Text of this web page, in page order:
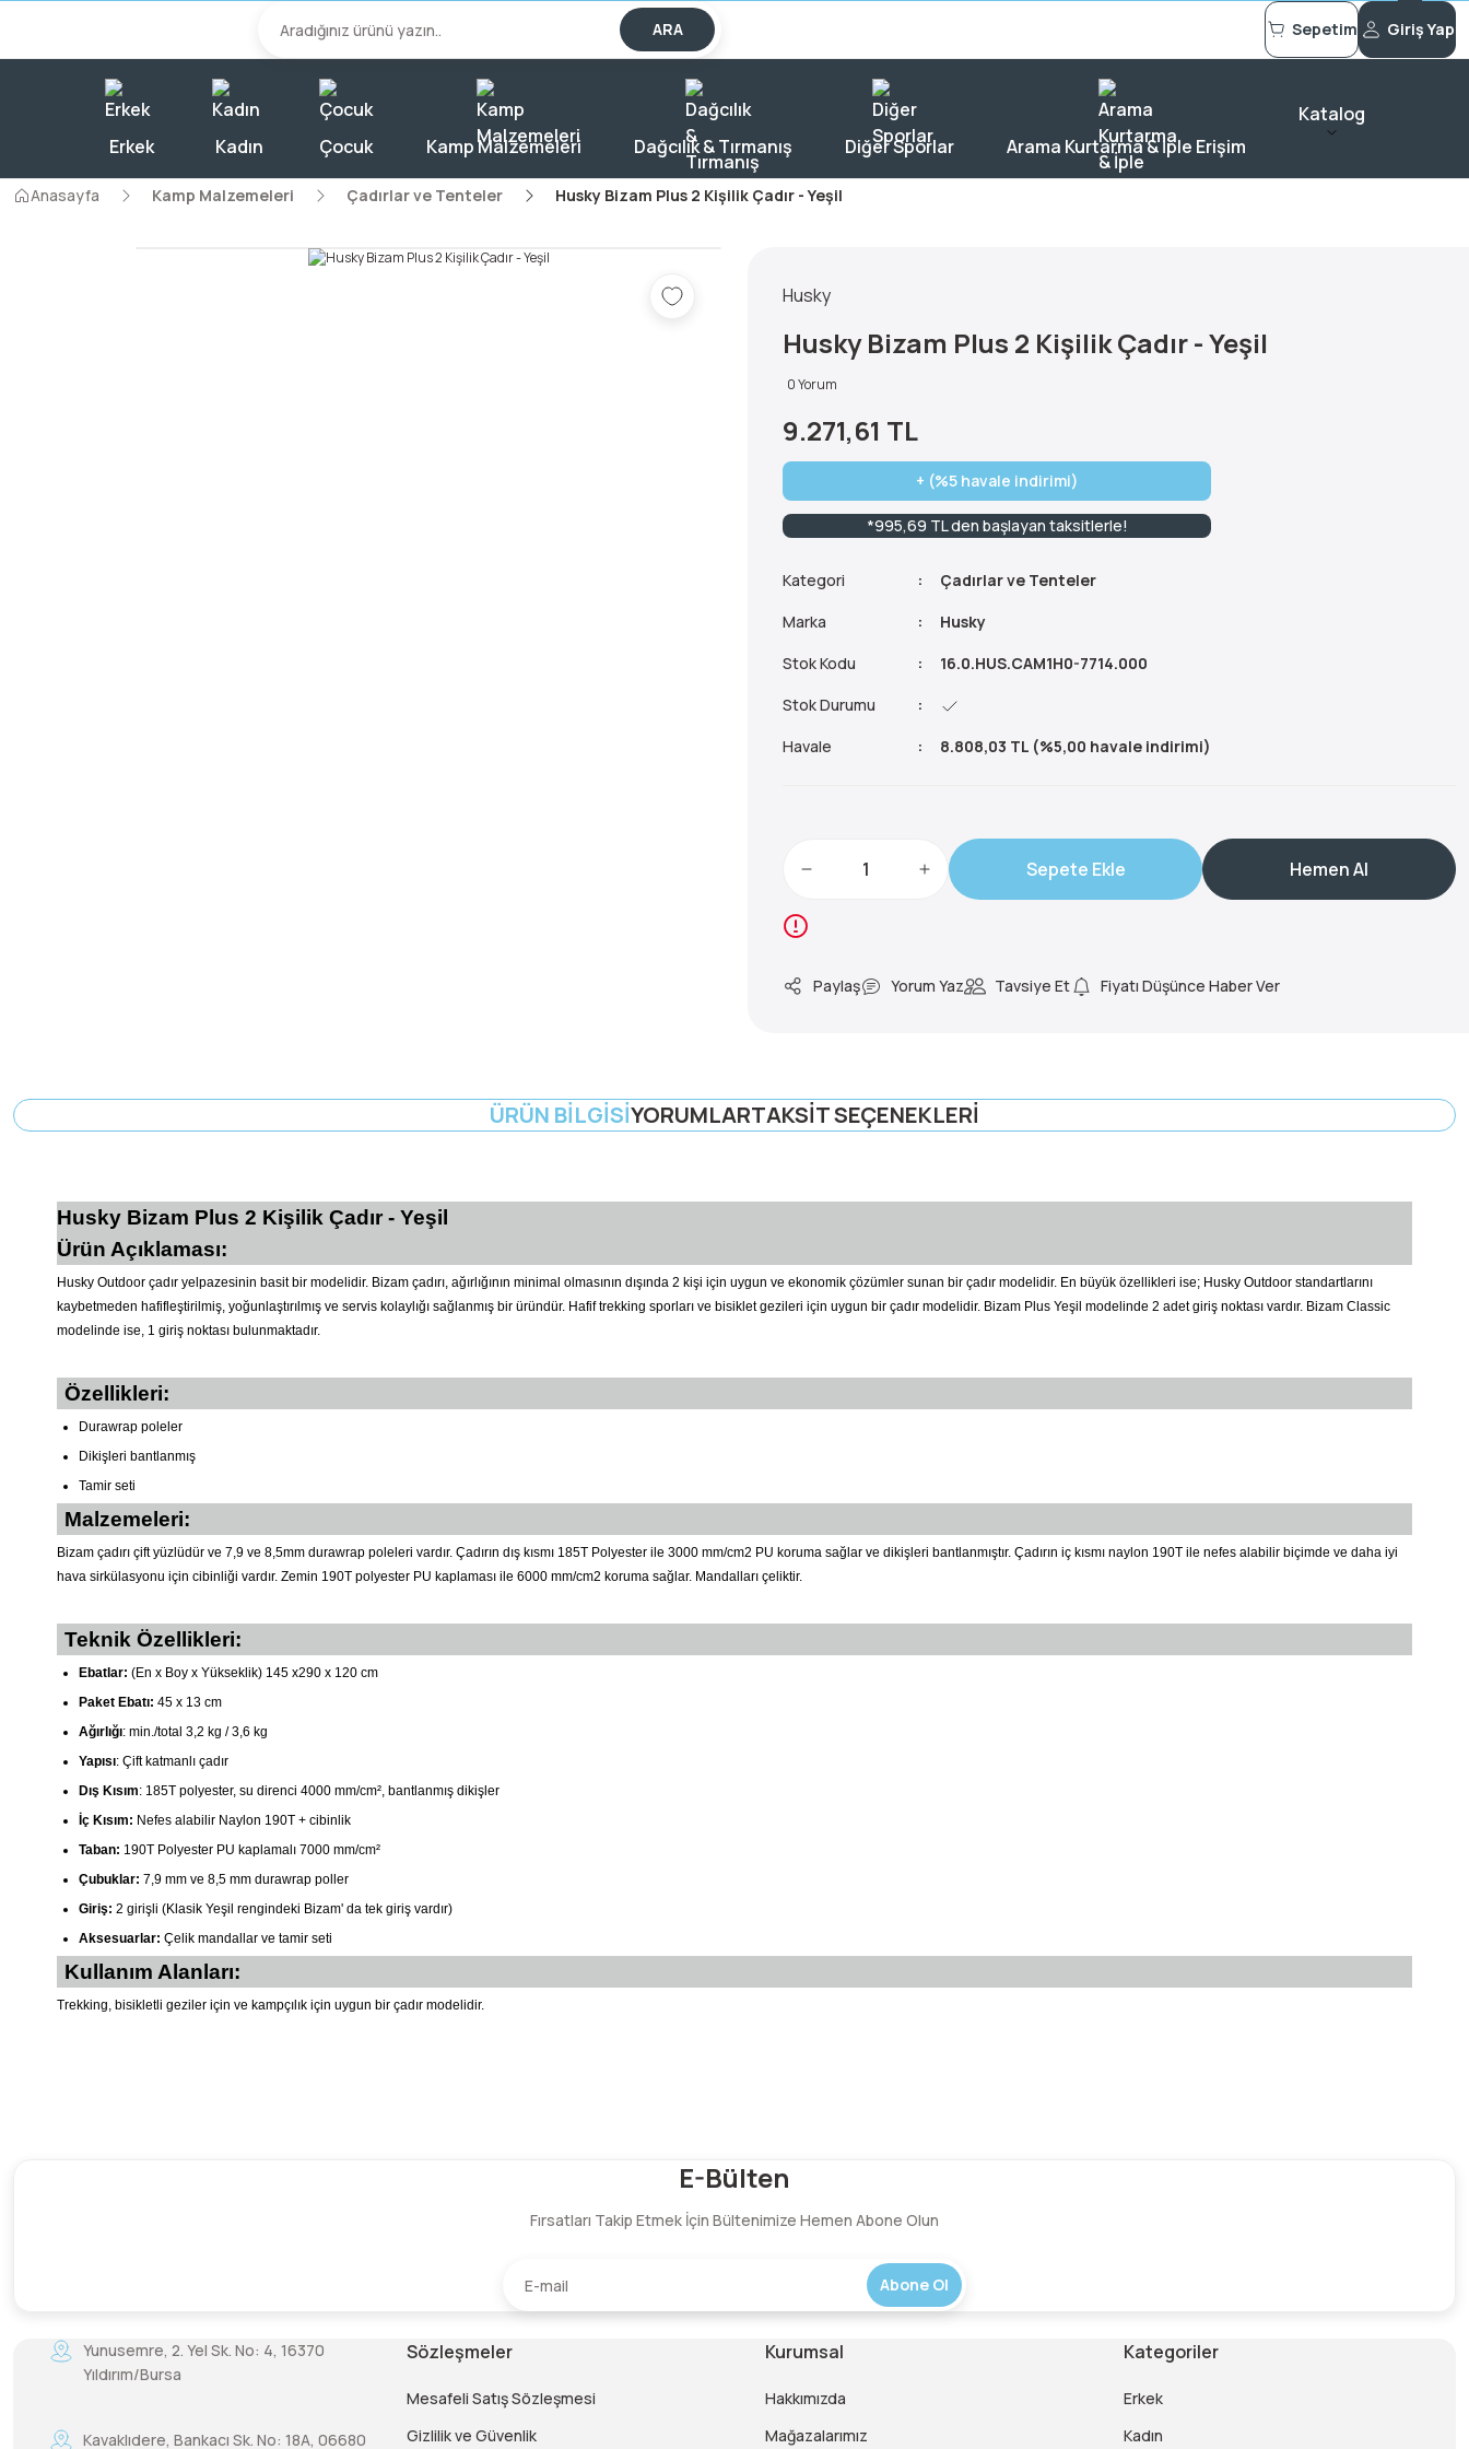
2000 TL Üzeri Alışverişlerde KARGO BEDAVA!
ARA Sepetim Giriş Yap
Erkek Kadın Çocuk Kamp Malzemeleri Dağcılık & Tırmanış Diğer Sporlar Arama Kurtarma & İple Erişim
Katalog
Anasayfa Kamp Malzemeleri Çadırlar ve Tenteler Husky Bizam Plus 2 Kişilik Çadır - Yeşil
Husky
Husky Bizam Plus 2 Kişilik Çadır - Yeşil
0 Yorum
9.271,61 TL
+ (%5 havale indirimi)
*995,69 TL den başlayan taksitlerle!
Kategori
Çadırlar ve Tenteler
Marka
Husky
Stok Kodu
16.0.HUS.CAM1H0-7714.000
Stok Durumu
Havale
8.808,03 TL (%5,00 havale indirimi)
Sepete Ekle Hemen Al
Paylaş Yorum Yaz Tavsiye Et Fiyatı Düşünce Haber Ver
ÜRÜN BILGISIYORUMLARTAKSIT SEÇENEKLERI
Husky Bizam Plus 2 Kişilik Çadır - Yeşil
Ürün Açıklaması:
Husky Outdoor çadır yelpazesinin basit bir modelidir. Bizam çadırı, ağırlığının minimal olmasının dışında 2 kişi için uygun ve ekonomik çözümler sunan bir çadır modelidir. En büyük özellikleri ise; Husky Outdoor standartlarını
kaybetmeden hafifleştirilmiş, yoğunlaştırılmış ve servis kolaylığı sağlanmış bir üründür. Hafif trekking sporları ve bisiklet gezileri için uygun bir çadır modelidir. Bizam Plus Yeşil modelinde 2 adet giriş noktası vardır. Bizam Classic
modelinde ise, 1 giriş noktası bulunmaktadır.
Özellikleri:
Durawrap poleler
Dikişleri bantlanmış
Tamir seti
Malzemeleri:
Bizam çadırı çift yüzlüdür ve 7,9 ve 8,5mm durawrap poleleri vardır. Çadırın dış kısmı 185T Polyester ile 3000 mm/cm2 PU koruma sağlar ve dikişleri bantlanmıştır. Çadırın iç kısmı naylon 190T ile nefes alabilir biçimde ve daha iyi
hava sirkülasyonu için cibinliği vardır. Zemin 190T polyester PU kaplaması ile 6000 mm/cm2 koruma sağlar. Mandalları çeliktir.
Teknik Özellikleri:
Ebatlar: (En x Boy x Yükseklik) 145 x290 x 120 cm
Paket Ebatı: 45 x 13 cm
Ağırlığı: min./total 3,2 kg / 3,6 kg
Yapısı: Çift katmanlı çadır
Dış Kısım: 185T polyester, su direnci 4000 mm/cm², bantlanmış dikişler
İç Kısım: Nefes alabilir Naylon 190T + cibinlik
Taban: 190T Polyester PU kaplamalı 7000 mm/cm²
Çubuklar: 7,9 mm ve 8,5 mm durawrap poller
Giriş: 2 girişli (Klasik Yeşil rengindeki Bizam' da tek giriş vardır)
Aksesuarlar: Çelik mandallar ve tamir seti
Kullanım Alanları:
Trekking, bisikletli geziler için ve kampçılık için uygun bir çadır modelidir.
Yorum Yaz
E-Bülten
Fırsatları Takip Etmek İçin Bültenimize Hemen Abone Olun
Abone Ol
Yunusemre, 2. Yel Sk. No: 4, 16370
Yıldırım/Bursa
Kavaklıdere, Bankacı Sk. No: 18A, 06680
Sözleşmeler
Mesafeli Satış Sözleşmesi
Gizlilik ve Güvenlik
Kurumsal
Hakkımızda
Mağazalarımız
Kategoriler
Erkek
Kadın